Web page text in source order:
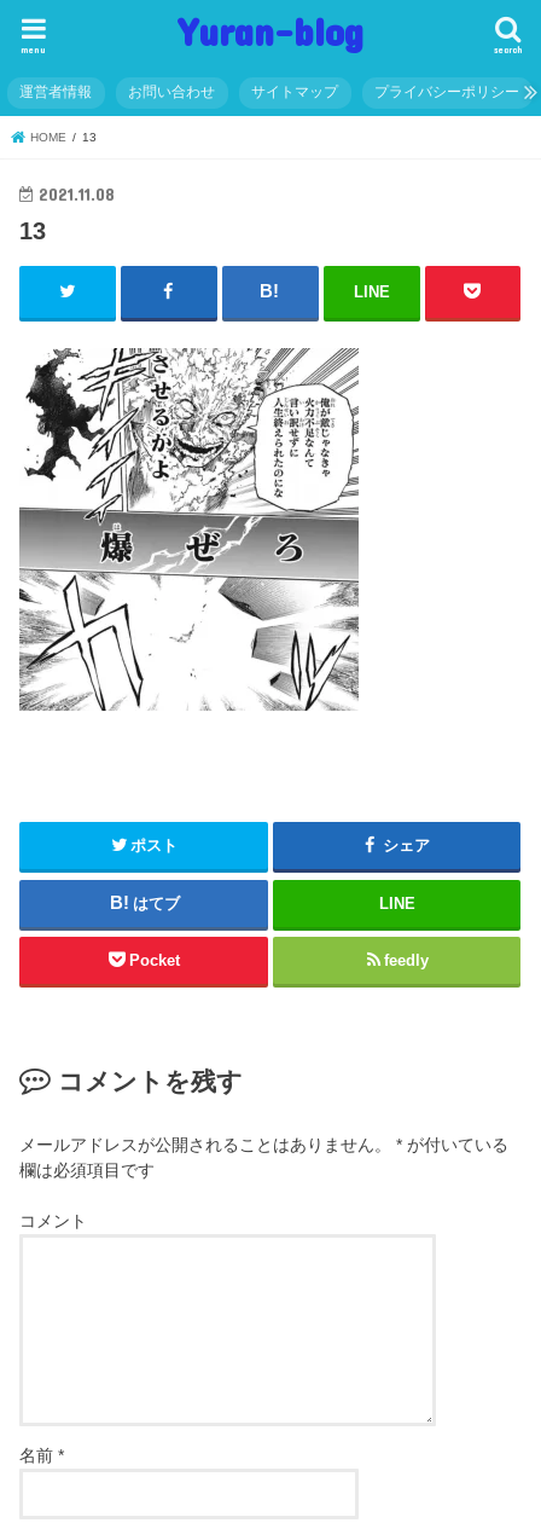
Yuran-blog search
menu
運営者情報 お問い合わせ サイトマップ プライバシーポリシー
HOME 13
2021.11.08
13
LINE
ポスト シェア
はてブ LINE
Pocket feedly
コメントを残す
メールアドレスが公開されることはありません。 * が付いている
欄は必須項目です
コメント
名前*